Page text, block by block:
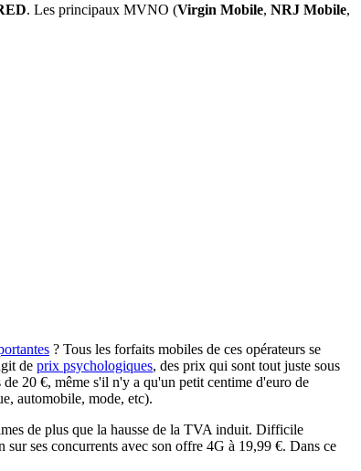
. Les principaux MVNO (Virgin Mobile, NRJ Mobile,
? Tous les forfaits mobiles de ces opérateurs se
de prix psychologiques, des prix qui sont tout juste sous
20 €, même s'il n'y a qu'un petit centime d'euro de
automobile, mode, etc).
de plus que la hausse de la TVA induit. Difficile
ses concurrents avec son offre 4G à 19,99 €. Dans ce